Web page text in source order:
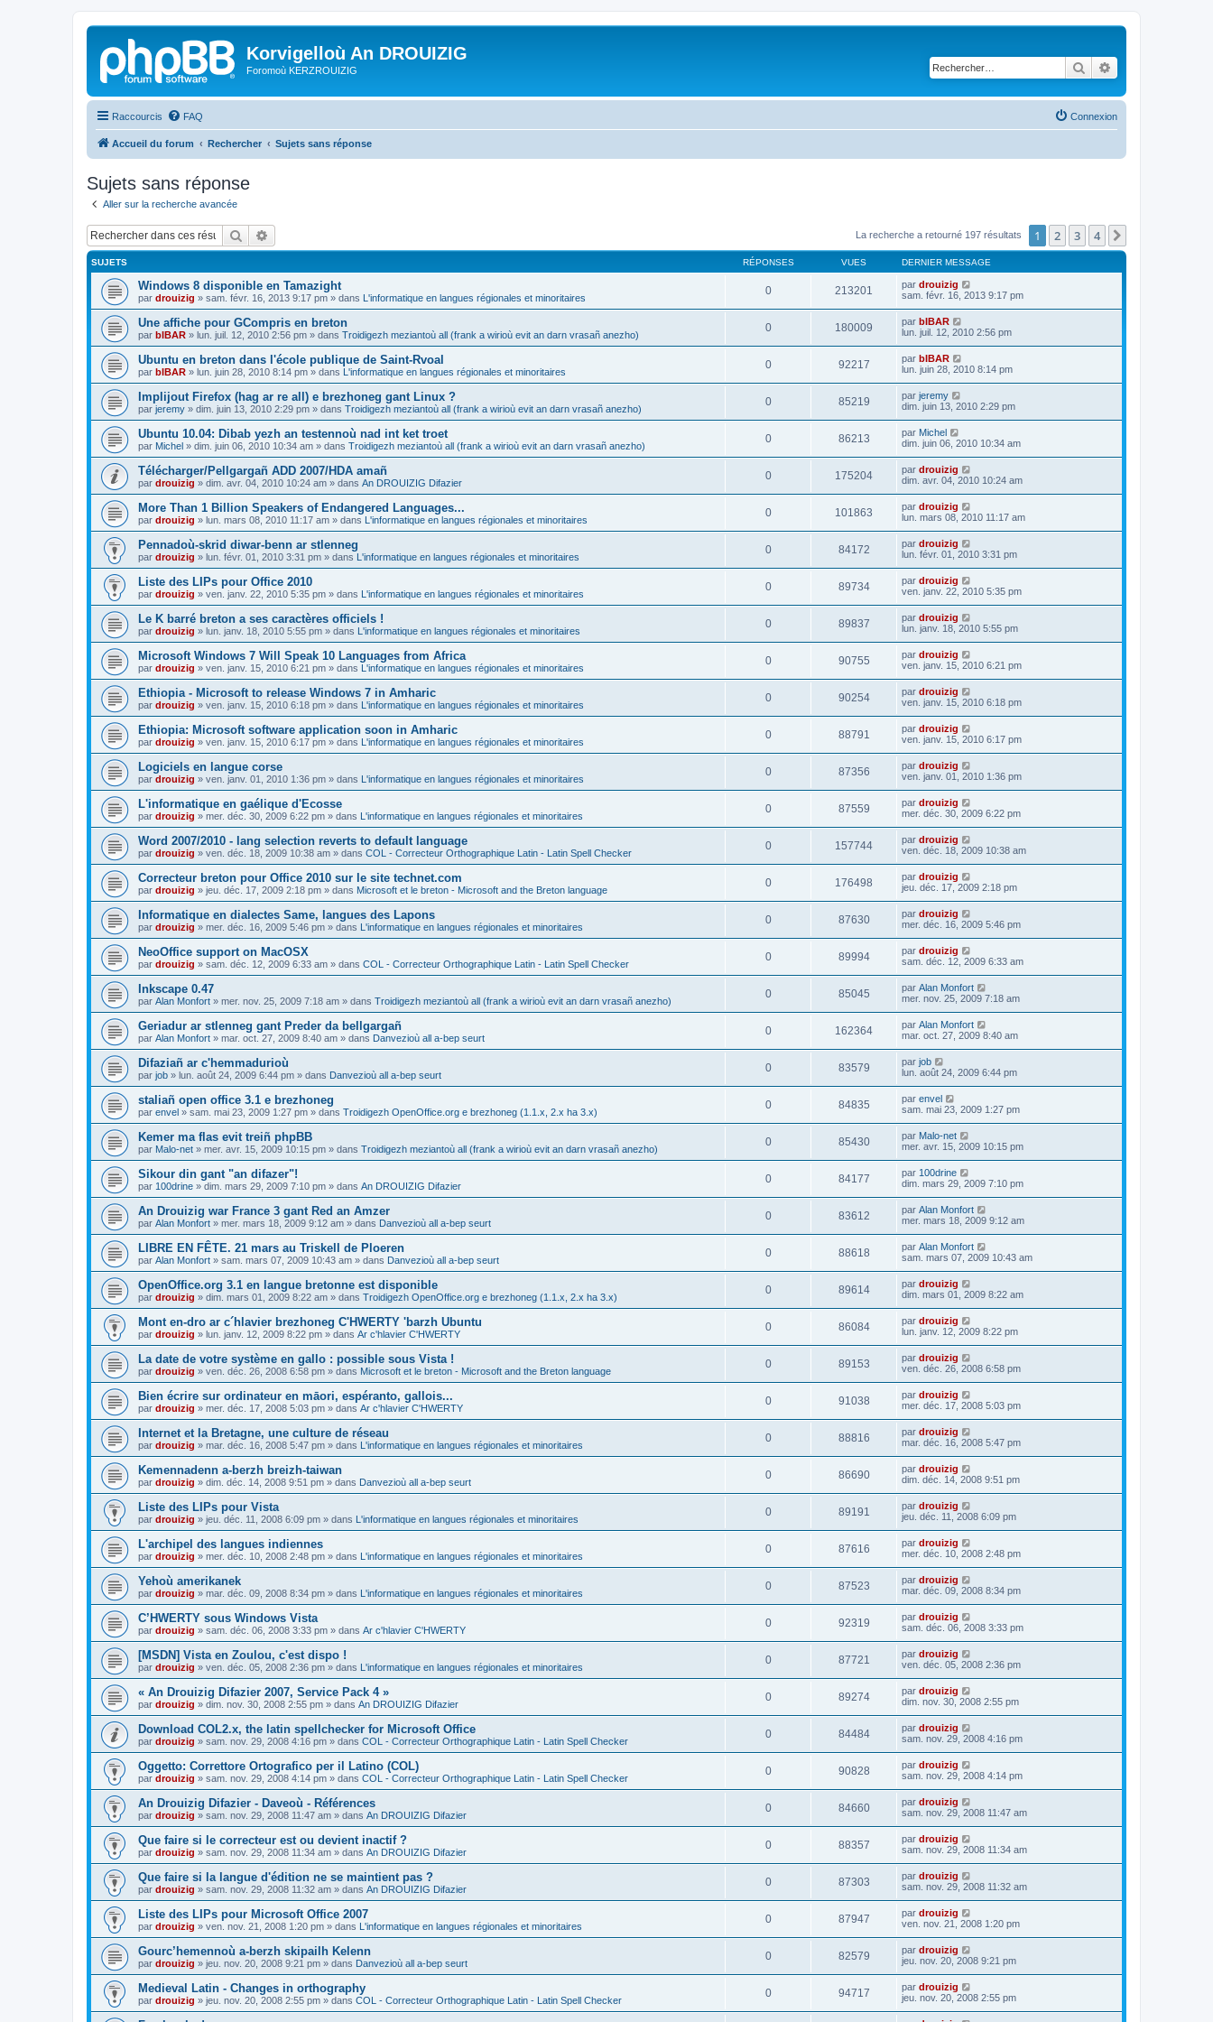
Korvigelloù An DROUIZIG
Foromoù KERZROUIZIG Rechercher
Raccourcis FAQ Connexion
Accueil du forum Rechercher Sujets sans réponse
Sujets sans réponse
Aller sur la recherche avancée
Rechercher La recherche a retourné 197 résultats 1 2 3 4
SUJETS RÉPONSES VUES DERNIER MESSAGE
Windows 8 disponible en Tamazight
par drouizig » sam. févr. 16, 2013 9:17 pm » dans L'informatique en langues régionales et minoritaires
0 213201 par drouizig
sam. févr. 16, 2013 9:17 pm
Une affiche pour GCompris en breton
par bIBAR » lun. juil. 12, 2010 2:56 pm » dans Troidigezh meziantoù all (frank a wirioù evit an darn vrasañ anezho)
0 180009 par bIBAR
lun. juil. 12, 2010 2:56 pm
Ubuntu en breton dans l'école publique de Saint-Rvoal
par bIBAR » lun. juin 28, 2010 8:14 pm » dans L'informatique en langues régionales et minoritaires
0 92217 par bIBAR
lun. juin 28, 2010 8:14 pm
Implijout Firefox (hag ar re all) e brezhoneg gant Linux ?
par jeremy » dim. juin 13, 2010 2:29 pm » dans Troidigezh meziantoù all (frank a wirioù evit an darn vrasañ anezho)
0 85219 par jeremy
dim. juin 13, 2010 2:29 pm
Ubuntu 10.04: Dibab yezh an testennoù nad int ket troet
par Michel » dim. juin 06, 2010 10:34 am » dans Troidigezh meziantoù all (frank a wirioù evit an darn vrasañ anezho)
0 86213 par Michel
dim. juin 06, 2010 10:34 am
Télécharger/Pellgargañ ADD 2007/HDA amañ
par drouizig » dim. avr. 04, 2010 10:24 am » dans An DROUIZIG Difazier
0 175204 par drouizig
dim. avr. 04, 2010 10:24 am
More Than 1 Billion Speakers of Endangered Languages...
par drouizig » lun. mars 08, 2010 11:17 am » dans L'informatique en langues régionales et minoritaires
0 101863 par drouizig
lun. mars 08, 2010 11:17 am
Pennadoù-skrid diwar-benn ar stlenneg
par drouizig » lun. févr. 01, 2010 3:31 pm » dans L'informatique en langues régionales et minoritaires
0 84172 par drouizig
lun. févr. 01, 2010 3:31 pm
Liste des LIPs pour Office 2010
par drouizig » ven. janv. 22, 2010 5:35 pm » dans L'informatique en langues régionales et minoritaires
0 89734 par drouizig
ven. janv. 22, 2010 5:35 pm
Le K barré breton a ses caractères officiels !
par drouizig » lun. janv. 18, 2010 5:55 pm » dans L'informatique en langues régionales et minoritaires
0 89837 par drouizig
lun. janv. 18, 2010 5:55 pm
Microsoft Windows 7 Will Speak 10 Languages from Africa
par drouizig » ven. janv. 15, 2010 6:21 pm » dans L'informatique en langues régionales et minoritaires
0 90755 par drouizig
ven. janv. 15, 2010 6:21 pm
Ethiopia - Microsoft to release Windows 7 in Amharic
par drouizig » ven. janv. 15, 2010 6:18 pm » dans L'informatique en langues régionales et minoritaires
0 90254 par drouizig
ven. janv. 15, 2010 6:18 pm
Ethiopia: Microsoft software application soon in Amharic
par drouizig » ven. janv. 15, 2010 6:17 pm » dans L'informatique en langues régionales et minoritaires
0 88791 par drouizig
ven. janv. 15, 2010 6:17 pm
Logiciels en langue corse
par drouizig » ven. janv. 01, 2010 1:36 pm » dans L'informatique en langues régionales et minoritaires
0 87356 par drouizig
ven. janv. 01, 2010 1:36 pm
L'informatique en gaélique d'Ecosse
par drouizig » mer. déc. 30, 2009 6:22 pm » dans L'informatique en langues régionales et minoritaires
0 87559 par drouizig
mer. déc. 30, 2009 6:22 pm
Word 2007/2010 - lang selection reverts to default language
par drouizig » ven. déc. 18, 2009 10:38 am » dans COL - Correcteur Orthographique Latin - Latin Spell Checker
0 157744 par drouizig
ven. déc. 18, 2009 10:38 am
Correcteur breton pour Office 2010 sur le site technet.com
par drouizig » jeu. déc. 17, 2009 2:18 pm » dans Microsoft et le breton - Microsoft and the Breton language
0 176498 par drouizig
jeu. déc. 17, 2009 2:18 pm
Informatique en dialectes Same, langues des Lapons
par drouizig » mer. déc. 16, 2009 5:46 pm » dans L'informatique en langues régionales et minoritaires
0 87630 par drouizig
mer. déc. 16, 2009 5:46 pm
NeoOffice support on MacOSX
par drouizig » sam. déc. 12, 2009 6:33 am » dans COL - Correcteur Orthographique Latin - Latin Spell Checker
0 89994 par drouizig
sam. déc. 12, 2009 6:33 am
Inkscape 0.47
par Alan Monfort » mer. nov. 25, 2009 7:18 am » dans Troidigezh meziantoù all (frank a wirioù evit an darn vrasañ anezho)
0 85045 par Alan Monfort
mer. nov. 25, 2009 7:18 am
Geriadur ar stlenneg gant Preder da bellgargañ
par Alan Monfort » mar. oct. 27, 2009 8:40 am » dans Danvezioù all a-bep seurt
0 162364 par Alan Monfort
mar. oct. 27, 2009 8:40 am
Difaziañ ar c'hemmadurioù
par job » lun. août 24, 2009 6:44 pm » dans Danvezioù all a-bep seurt
0 83579 par job
lun. août 24, 2009 6:44 pm
staliañ open office 3.1 e brezhoneg
par envel » sam. mai 23, 2009 1:27 pm » dans Troidigezh OpenOffice.org e brezhoneg (1.1.x, 2.x ha 3.x)
0 84835 par envel
sam. mai 23, 2009 1:27 pm
Kemer ma flas evit treiñ phpBB
par Malo-net » mer. avr. 15, 2009 10:15 pm » dans Troidigezh meziantoù all (frank a wirioù evit an darn vrasañ anezho)
0 85430 par Malo-net
mer. avr. 15, 2009 10:15 pm
Sikour din gant "an difazer"!
par 100drine » dim. mars 29, 2009 7:10 pm » dans An DROUIZIG Difazier
0 84177 par 100drine
dim. mars 29, 2009 7:10 pm
An Drouizig war France 3 gant Red an Amzer
par Alan Monfort » mer. mars 18, 2009 9:12 am » dans Danvezioù all a-bep seurt
0 83612 par Alan Monfort
mer. mars 18, 2009 9:12 am
LIBRE EN FÊTE. 21 mars au Triskell de Ploeren
par Alan Monfort » sam. mars 07, 2009 10:43 am » dans Danvezioù all a-bep seurt
0 88618 par Alan Monfort
sam. mars 07, 2009 10:43 am
OpenOffice.org 3.1 en langue bretonne est disponible
par drouizig » dim. mars 01, 2009 8:22 am » dans Troidigezh OpenOffice.org e brezhoneg (1.1.x, 2.x ha 3.x)
0 89614 par drouizig
dim. mars 01, 2009 8:22 am
Mont en-dro ar c´hlavier brezhoneg C'HWERTY 'barzh Ubuntu
par drouizig » lun. janv. 12, 2009 8:22 pm » dans Ar c'hlavier C'HWERTY
0 86084 par drouizig
lun. janv. 12, 2009 8:22 pm
La date de votre système en gallo : possible sous Vista !
par drouizig » ven. déc. 26, 2008 6:58 pm » dans Microsoft et le breton - Microsoft and the Breton language
0 89153 par drouizig
ven. déc. 26, 2008 6:58 pm
Bien écrire sur ordinateur en māori, espéranto, gallois...
par drouizig » mer. déc. 17, 2008 5:03 pm » dans Ar c'hlavier C'HWERTY
0 91038 par drouizig
mer. déc. 17, 2008 5:03 pm
Internet et la Bretagne, une culture de réseau
par drouizig » mar. déc. 16, 2008 5:47 pm » dans L'informatique en langues régionales et minoritaires
0 88816 par drouizig
mar. déc. 16, 2008 5:47 pm
Kemennadenn a-berzh breizh-taiwan
par drouizig » dim. déc. 14, 2008 9:51 pm » dans Danvezioù all a-bep seurt
0 86690 par drouizig
dim. déc. 14, 2008 9:51 pm
Liste des LIPs pour Vista
par drouizig » jeu. déc. 11, 2008 6:09 pm » dans L'informatique en langues régionales et minoritaires
0 89191 par drouizig
jeu. déc. 11, 2008 6:09 pm
L'archipel des langues indiennes
par drouizig » mer. déc. 10, 2008 2:48 pm » dans L'informatique en langues régionales et minoritaires
0 87616 par drouizig
mer. déc. 10, 2008 2:48 pm
Yehoù amerikanek
par drouizig » mar. déc. 09, 2008 8:34 pm » dans L'informatique en langues régionales et minoritaires
0 87523 par drouizig
mar. déc. 09, 2008 8:34 pm
C’HWERTY sous Windows Vista
par drouizig » sam. déc. 06, 2008 3:33 pm » dans Ar c'hlavier C'HWERTY
0 92319 par drouizig
sam. déc. 06, 2008 3:33 pm
[MSDN] Vista en Zoulou, c'est dispo !
par drouizig » ven. déc. 05, 2008 2:36 pm » dans L'informatique en langues régionales et minoritaires
0 87721 par drouizig
ven. déc. 05, 2008 2:36 pm
« An Drouizig Difazier 2007, Service Pack 4 »
par drouizig » dim. nov. 30, 2008 2:55 pm » dans An DROUIZIG Difazier
0 89274 par drouizig
dim. nov. 30, 2008 2:55 pm
Download COL2.x, the latin spellchecker for Microsoft Office
par drouizig » sam. nov. 29, 2008 4:16 pm » dans COL - Correcteur Orthographique Latin - Latin Spell Checker
0 84484 par drouizig
sam. nov. 29, 2008 4:16 pm
Oggetto: Correttore Ortografico per il Latino (COL)
par drouizig » sam. nov. 29, 2008 4:14 pm » dans COL - Correcteur Orthographique Latin - Latin Spell Checker
0 90828 par drouizig
sam. nov. 29, 2008 4:14 pm
An Drouizig Difazier - Daveoù - Références
par drouizig » sam. nov. 29, 2008 11:47 am » dans An DROUIZIG Difazier
0 84660 par drouizig
sam. nov. 29, 2008 11:47 am
Que faire si le correcteur est ou devient inactif ?
par drouizig » sam. nov. 29, 2008 11:34 am » dans An DROUIZIG Difazier
0 88357 par drouizig
sam. nov. 29, 2008 11:34 am
Que faire si la langue d'édition ne se maintient pas ?
par drouizig » sam. nov. 29, 2008 11:32 am » dans An DROUIZIG Difazier
0 87303 par drouizig
sam. nov. 29, 2008 11:32 am
Liste des LIPs pour Microsoft Office 2007
par drouizig » ven. nov. 21, 2008 1:20 pm » dans L'informatique en langues régionales et minoritaires
0 87947 par drouizig
ven. nov. 21, 2008 1:20 pm
Gourc’hemennoù a-berzh skipailh Kelenn
par drouizig » jeu. nov. 20, 2008 9:21 pm » dans Danvezioù all a-bep seurt
0 82579 par drouizig
jeu. nov. 20, 2008 9:21 pm
Medieval Latin - Changes in orthography
par drouizig » jeu. nov. 20, 2008 2:55 pm » dans COL - Correcteur Orthographique Latin - Latin Spell Checker
0 94717 par drouizig
jeu. nov. 20, 2008 2:55 pm